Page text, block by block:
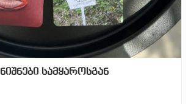
ნიშნები სამყაროსგან